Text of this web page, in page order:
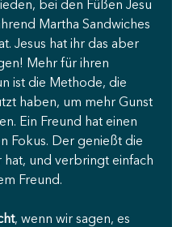
bei den Füßen Jesu
Martha Sandwiches
Jesus hat ihr das aber
Mehr für ihren
ist die Methode, die
haben, um mehr Gunst
Ein Freund hat einen
Fokus. Der genießt die
hat, und verbringt einfach
Freund.
, wenn wir sagen, es